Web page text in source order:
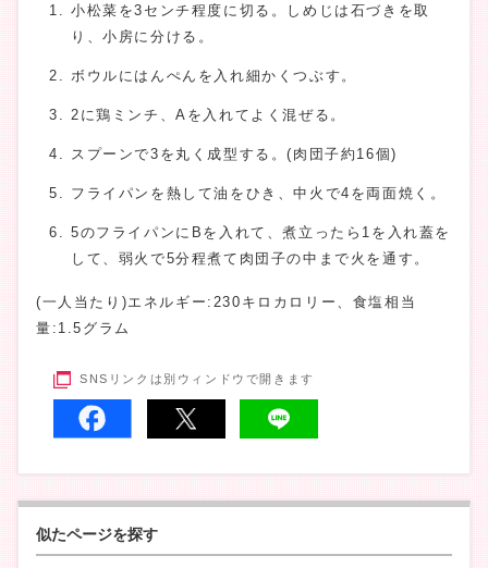
小松菜を3センチ程度に切る。しめじは石づきを取
り、小房に分ける。
ボウルにはんぺんを入れ細かくつぶす。
2に鶏ミンチ、Aを入れてよく混ぜる。
スプーンで3を丸く成型する。(肉団子約16個)
フライパンを熱して油をひき、中火で4を両面焼く。
5のフライパンにBを入れて、煮立ったら1を入れ蓋を
して、弱火で5分程煮て肉団子の中まで火を通す。
(一人当たり)エネルギー:230キロカロリー、食塩相当
量:1.5グラム
SNSリンクは別ウィンドウで開きます
似たページを探す